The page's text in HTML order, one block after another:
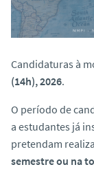
Candidaturas à
(14h), 2026.
O período de
a estudantes já
pretendam
semestre ou na